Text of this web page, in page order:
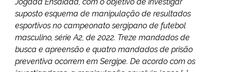
suposto esquema de manipulação de resultados
esportivos no campeonato sergipano de futebol
masculino, série A2, de 2022. Treze mandados de
busca e apreensão e quatro mandados de prisão
preventiva ocorrem em Sergipe. De acordo com os